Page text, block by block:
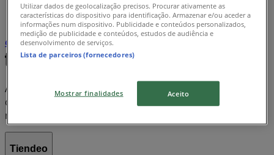
informática e eletrónica
Supermercados
desporto
casa
viagens Farmácias e Saúde
Bricolage, Jardim
e Construção
Casa e Decoração
A Tiendeo faz parte da Shopfully, a empresa tecnológica
que está a reinventar o comércio local em todo o
mundo.
Tiendeo
Utilizar dados de geolocalização precisos. Procurar ativamente as
características do dispositivo para identificação. Armazenar e/ou aceder a
informações num dispositivo. Publicidade e conteúdos personalizados,
medição de publicidade e conteúdos, estudos de audiência e
desenvolvimento de serviços.
Lista de parceiros (fornecedores)
Mostrar finalidades Aceito